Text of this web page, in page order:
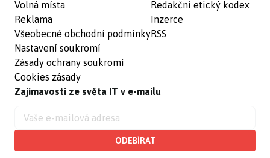
Volná místa
Reklama
Všeobecné obchodní podmínky
Nastavení soukromí
Zásady ochrany soukromí
Cookies zásady
Redakční etický kodex
Inzerce
RSS
Zajímavosti ze světa IT v e-mailu
ODEBÍRAT